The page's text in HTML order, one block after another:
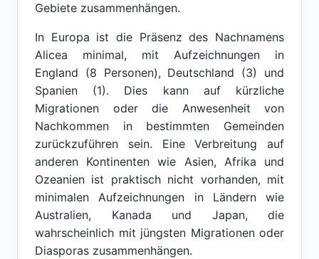
Gebiete zusammenhängen.
In Europa ist die Präsenz des Nachnamens
Alicea minimal, mit Aufzeichnungen in
England (8 Personen), Deutschland (3) und
Spanien (1). Dies kann auf kürzliche
Migrationen oder die Anwesenheit von
Nachkommen in bestimmten Gemeinden
zurückzuführen sein. Eine Verbreitung auf
anderen Kontinenten wie Asien, Afrika und
Ozeanien ist praktisch nicht vorhanden, mit
minimalen Aufzeichnungen in Ländern wie
Australien, Kanada und Japan, die
wahrscheinlich mit jüngsten Migrationen oder
Diasporas zusammenhängen.